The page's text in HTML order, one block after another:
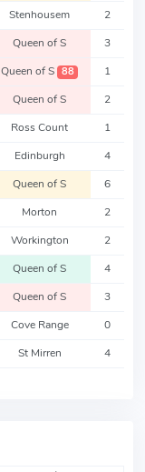
Stenhousem 2
Queen of S 3
Queen of S 88 1
Queen of S 2
Ross Count 1
Edinburgh 4
Queen of S 6
Morton 2
Workington 2
Queen of S 4
Queen of S 3
Cove Range 0
St Mirren 4